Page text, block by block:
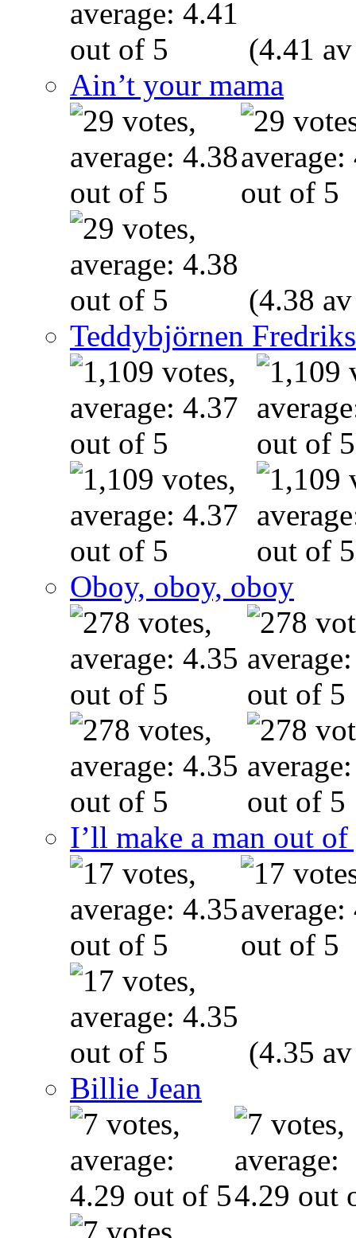
(4.41
Ain’t your mama
(4.38
Teddybjörnen
Oboy, oboy, oboy
I’ll make a man out
(4.35
Billie Jean